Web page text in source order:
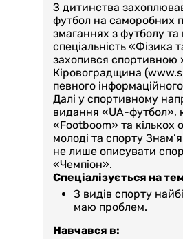
З дитинства
футбол на саморобних
змаганнях з футболу та
спеціальність «Фізика
захопився спортивною
Кіровоградщина
певного
Далі у спортивному
видання «UA-футбол»,
«Footboom» та кількох
молоді та спорту
не лише описувати
«Чемпіон».
Спеціалізується на
З видів спорту
маю проблем.
Навчався в: